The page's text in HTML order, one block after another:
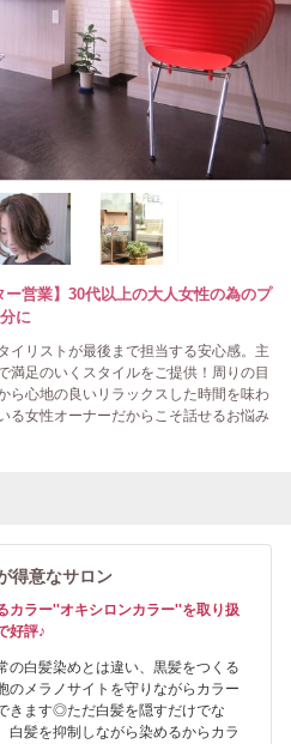
営業】30代以上の大人女性の為のプ
に
イリストが最後まで担当する安心感。主
満足のいくスタイルをご提供！周りの目
ら心地の良いリラックスした時間を味わ
る女性オーナーだからこそ話せるお悩み
得意なサロン
ラー''オキシロンカラー''を取り扱
好評♪
の白髪染めとは違い、黒髪をつくる
のメラノサイトを守りながらカラー
きます◎ただ白髪を隠すだけでな
白髪を抑制しながら染めるからカラ